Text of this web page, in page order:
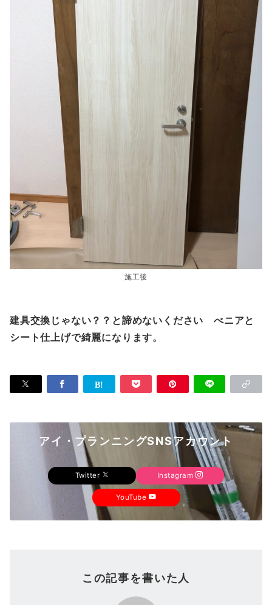
施工後
建具交換じゃない？？と諦めないください べニアと
シート仕上げで綺麗になります。
アイ・プランニングSNSアカウント
Twitter Instagram
YouTube
この記事を書いた人